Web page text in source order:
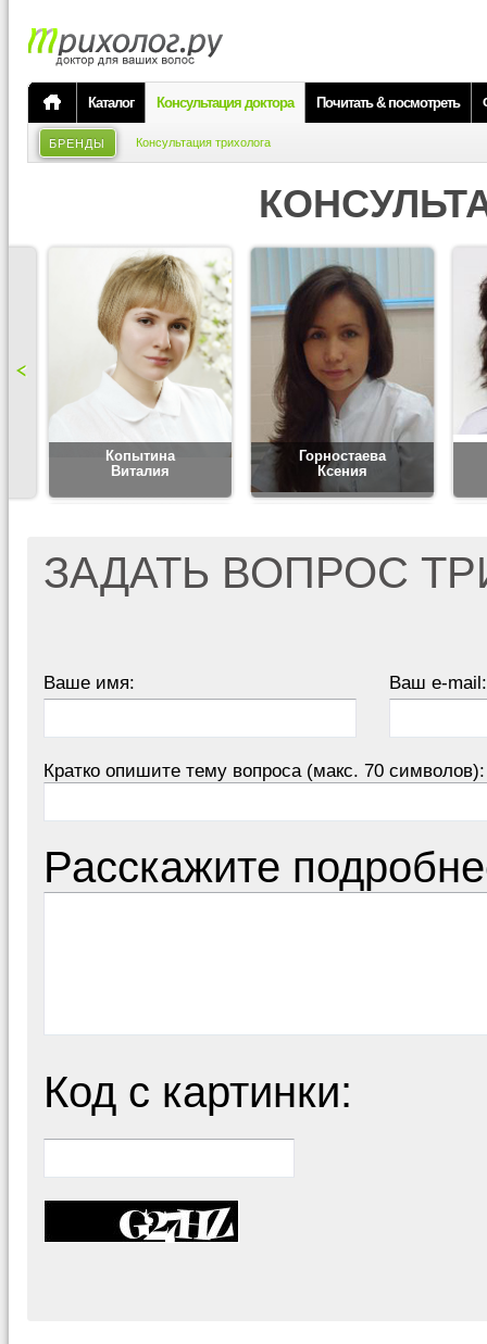
Каталог Консультация доктора Почитать & посмотреть
БРЕНДЫ Консультация трихолога
Копытина
Виталия
Горностаева
Ксения
ЗАДАТЬ ВОПРОС
Ваше имя: Ваш e-mail:
Кратко опишите тему вопроса (макс. 70 символов):
Расскажите
Код с картинки: